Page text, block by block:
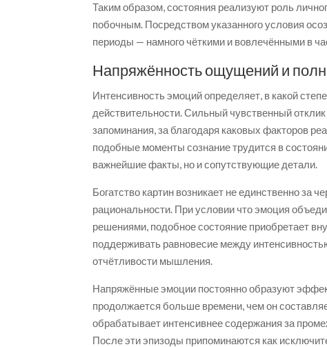
Таким образом, состояния реализуют роль
побочным. Посредством указанного условия
периоды — намного чёткими и вовлечёнными в
Напряжённость ощущений и
Интенсивность эмоций определяет, в какой
действительности. Сильный чувственный
запоминания, за благодаря каковых факторов
подобные моменты сознание трудится в
важнейшие факты, но и сопутствующие детали.
Богатство картин возникает не единственно за
рациональности. При условии что эмоция
решениями, подобное состояние приобретает
поддерживать равновесие между
отчётливости мышления.
Напряжённые эмоции постоянно образуют
продолжается больше времени, чем он
обрабатывает интенсивнее содержания за
После эти эпизоды припоминаются как